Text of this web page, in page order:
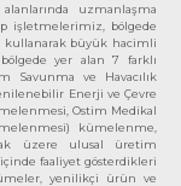
uzmanlaşma
işletmelerimiz, bölgede
kullanarak büyük hacimli
yer alan 7 farklı
Savunma ve Havacılık
Enerji ve Çevre
Ostim Medikal
kümelenme,
üzere ulusal üretim
faaliyet gösterdikleri
yenilikçi ürün ve